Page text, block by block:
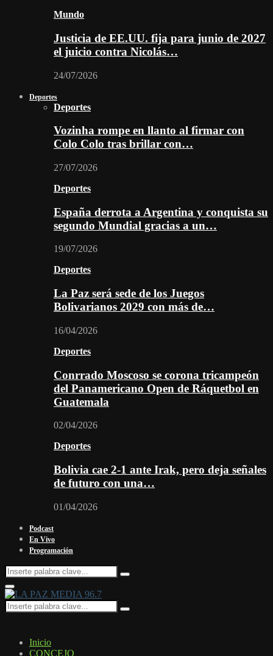
Mundo
Justicia de EE.UU. fija para junio de 2027
el juicio contra Nicolás…
24/07/2026
Deportes
Deportes
Vozinha rompe en llanto al firmar con
Colo Colo tras brillar con…
27/07/2026
Deportes
España derrota a Argentina y conquista su
segundo Mundial gracias a un…
19/07/2026
Deportes
La Paz será sede de los Juegos
Bolivarianos 2029 con más de…
16/04/2026
Deportes
Conrrado Moscoso se corona tricampeón
del Panamericano Open de Ráquetbol en
Guatemala
02/04/2026
Deportes
Bolivia cae 2-1 ante Irak, pero deja señales
de futuro con una…
01/04/2026
Podcast
En Vivo
Programación
Search
for:
Search
Facebook
Twitter
Instagram
Youtube
Email
Twitch
Whatsapp
Primary
Menu
Search
for:
Search
Inicio
CONCEJO